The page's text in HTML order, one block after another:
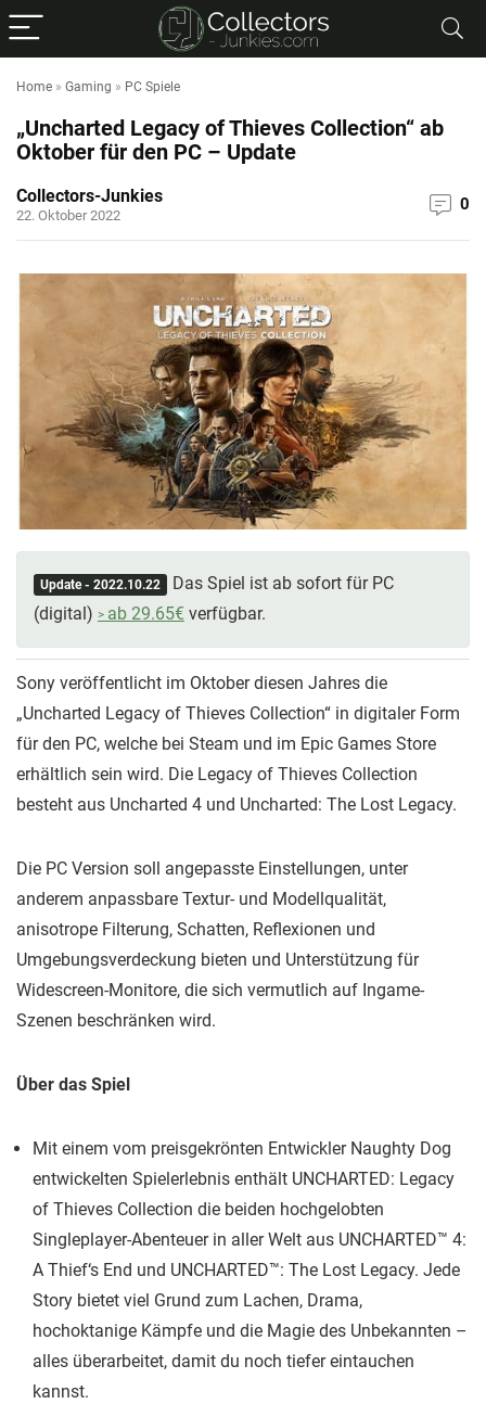
Home » Gaming » PC Spiele
„Uncharted Legacy of Thieves Collection“ ab
Oktober für den PC – Update
Collectors-Junkies
22. Oktober 2022
0
Update - 2022.10.22
Das Spiel ist ab sofort für PC
(digital)
ab 29.65€ verfügbar.
Sony veröffentlicht im Oktober diesen Jahres die
„Uncharted Legacy of Thieves Collection“ in digitaler Form
für den PC, welche bei Steam und im Epic Games Store
erhältlich sein wird. Die Legacy of Thieves Collection
besteht aus Uncharted 4 und Uncharted: The Lost Legacy.
Die PC Version soll angepasste Einstellungen, unter
anderem anpassbare Textur- und Modellqualität,
anisotrope Filterung, Schatten, Reflexionen und
Umgebungsverdeckung bieten und Unterstützung für
Widescreen-Monitore, die sich vermutlich auf Ingame-
Szenen beschränken wird.
Über das Spiel
Mit einem vom preisgekrönten Entwickler Naughty Dog
entwickelten Spielerlebnis enthält UNCHARTED: Legacy
of Thieves Collection die beiden hochgelobten
Singleplayer-Abenteuer in aller Welt aus UNCHARTED™ 4:
A Thief‘s End und UNCHARTED™: The Lost Legacy. Jede
Story bietet viel Grund zum Lachen, Drama,
hochoktanige Kämpfe und die Magie des Unbekannten –
alles überarbeitet, damit du noch tiefer eintauchen
kannst.